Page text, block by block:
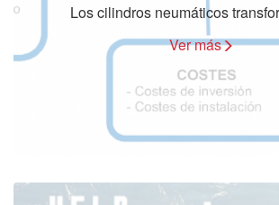
Los cilindros neumáticos
Ver más